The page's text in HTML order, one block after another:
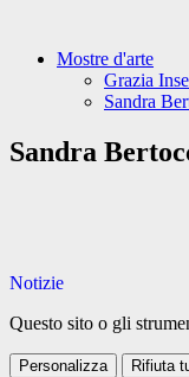
Mostre d'arte
Grazia
Sandra
Sandra
Notizie
Questo sito o gli
Personalizza Rifiuta